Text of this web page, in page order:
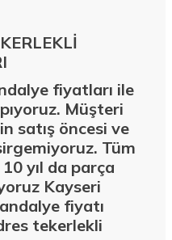
fiyatları ile
Müşteri
satış öncesi ve
Tüm
yıl da parça
Kayseri
fiyatı
tekerlekli